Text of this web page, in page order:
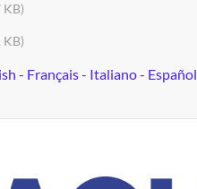
KB)
KB)
- Français - Italiano - Español